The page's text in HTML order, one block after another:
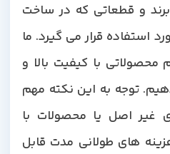
و قطعاتی که در ساخت
12000 مورد استفاده قرار می گیرد. ما
با کیفیت بالا و
توجه به این نکته مهم
اصل یا محصولات با
های طولانی مدت قابل